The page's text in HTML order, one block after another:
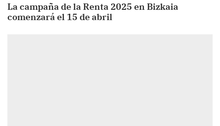
La campaña de la Renta 2025 en Bizkaia
comenzará el 15 de abril